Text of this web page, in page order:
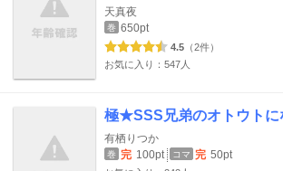
天真夜
巻 650pt
4.5 （2件）
お気に入り：547人
極★SSS兄弟のオトウトに
有栖りつか
巻 完 100pt コマ 完 50pt